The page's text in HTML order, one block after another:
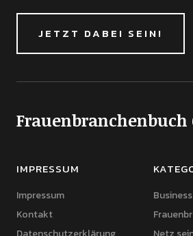
JETZT DABEI SEIN!
Frauenbranchenbuch
IMPRESSUM
Impressum
Kontakt